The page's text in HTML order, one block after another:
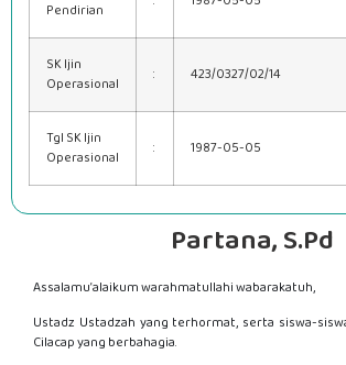
Pendirian
SK Ijin
Operasional
: 423/0327/02/14
Tgl SK Ijin
Operasional
: 1987-05-05
Partana, S.Pd
Assalamu’alaikum warahmatullahi wabarakatuh,
Ustadz Ustadzah yang terhormat, serta siswa-
Cilacap yang berbahagia.